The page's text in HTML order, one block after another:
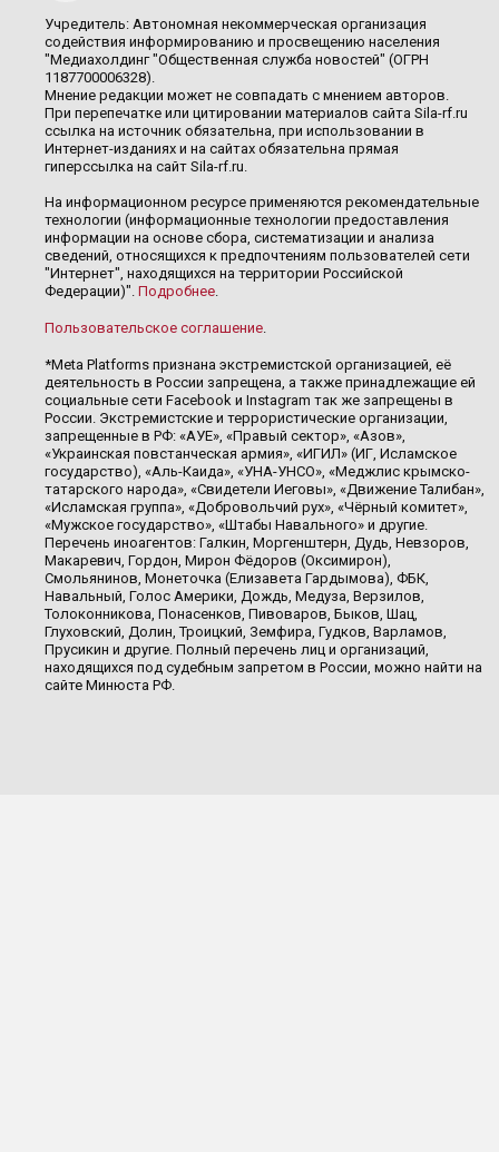
Учредитель: Автономная некоммерческая организация
содействия информированию и просвещению населения
"Медиахолдинг "Общественная служба новостей" (ОГРН
1187700006328).
Мнение редакции может не совпадать с мнением авторов.
При перепечатке или цитировании материалов сайта Sila-rf.ru
ссылка на источник обязательна, при использовании в
Интернет-изданиях и на сайтах обязательна прямая
гиперссылка на сайт Sila-rf.ru.
На информационном ресурсе применяются рекомендательные
технологии (информационные технологии предоставления
информации на основе сбора, систематизации и анализа
сведений, относящихся к предпочтениям пользователей сети
"Интернет", находящихся на территории Российской
Федерации)". Подробнее.
Пользовательское соглашение.
*Meta Platforms признана экстремистской организацией, её
деятельность в России запрещена, а также принадлежащие ей
социальные сети Facebook и Instagram так же запрещены в
России. Экстремистские и террористические организации,
запрещенные в РФ: «АУЕ», «Правый сектор», «Азов»,
«Украинская повстанческая армия», «ИГИЛ» (ИГ, Исламское
государство), «Аль-Каида», «УНА-УНСО», «Меджлис крымско-
татарского народа», «Свидетели Иеговы», «Движение Талибан»,
«Исламская группа», «Добровольчий рух», «Чёрный комитет»,
«Мужское государство», «Штабы Навального» и другие.
Перечень иноагентов: Галкин, Моргенштерн, Дудь, Невзоров,
Макаревич, Гордон, Мирон Фёдоров (Оксимирон),
Смольянинов, Монеточка (Елизавета Гардымова), ФБК,
Навальный, Голос Америки, Дождь, Медуза, Верзилов,
Толоконникова, Понасенков, Пивоваров, Быков, Шац,
Глуховский, Долин, Троицкий, Земфира, Гудков, Варламов,
Прусикин и другие. Полный перечень лиц и организаций,
находящихся под судебным запретом в России, можно найти на
сайте Минюста РФ.